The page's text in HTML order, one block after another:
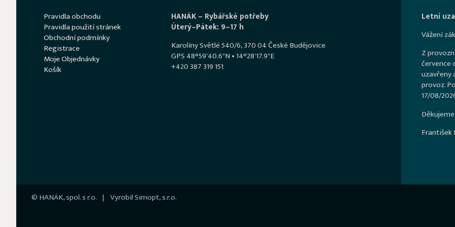
Pravidla obchodu
Pravidla použití stránek
Obchodní podmínky
Registrace
Moje Objednávky
Košík
HANÁK – Rybářské potřeby
Úterý–Pátek: 9–17 h
Karolíny Světlé 540/6, 370 04 České Budějovice
GPS 48°59'40.6"N • 14°28'17.9"E
+420 387 319 151
Letní
Vážení
Z
července
uzavřeny
provoz.
17/08/
František
© HANÁK, spol. s r.o. | VyrobilSimopt, s.r.o.